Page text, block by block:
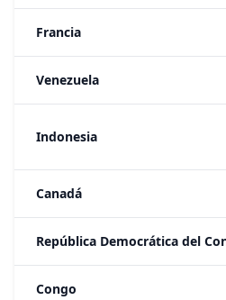
Francia
Venezuela
Indonesia
Canadá
República Democrática del
Congo